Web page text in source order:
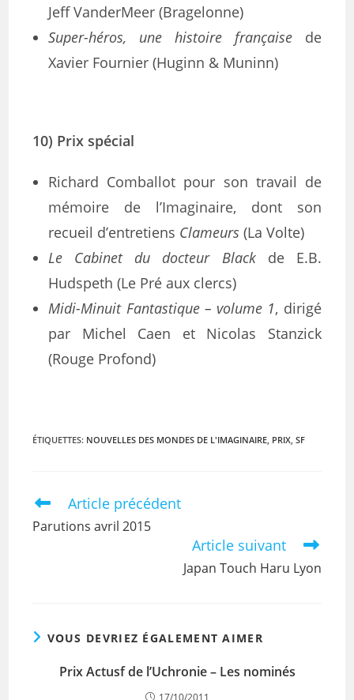
Jeff VanderMeer (Bragelonne)
Super-héros, une histoire françaisede
Xavier Fournier (Huginn & Muninn)
10) Prix spécial
Richard Comballot pour son travail de
mémoire de l’Imaginaire, dont son
recueil d’entretiens Clameurs (La Volte)
Le Cabinet du docteur Blackde E.B.
Hudspeth (Le Pré aux clercs)
Midi-Minuit Fantastique – volume 1, dirigé
par Michel Caen et Nicolas Stanzick
(Rouge Profond)
ÉTIQUETTES: NOUVELLES DES MONDES DE L'IMAGINAIRE, PRIX, SF
Article précédent
Parutions avril 2015
Article suivant
Japan Touch Haru Lyon
VOUS DEVRIEZ ÉGALEMENT AIMER
Prix Actusf de l’Uchronie – Les nominés
17/10/2011